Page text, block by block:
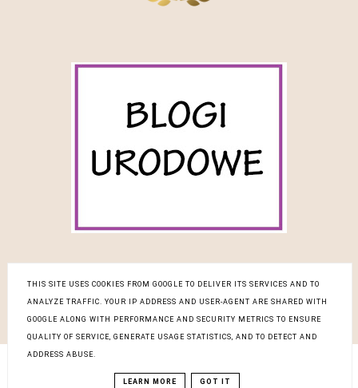
PIELĘGNACYJNA REWOLUCJA
KAROGRAFIA.PL
THIS SITE USES COOKIES FROM GOOGLE TO DELIVER ITS SERVICES AND TO
ANALYZE TRAFFIC. YOUR IP ADDRESS AND USER-AGENT ARE SHARED WITH
GOOGLE ALONG WITH PERFORMANCE AND SECURITY METRICS TO ENSURE
QUALITY OF SERVICE, GENERATE USAGE STATISTICS, AND TO DETECT AND
ADDRESS ABUSE.
LEARN MORE GOT IT